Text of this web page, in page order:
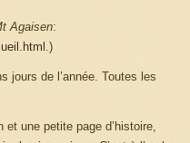
Agaisen:
.)
jours de l’année. Toutes les
une petite page d’histoire,